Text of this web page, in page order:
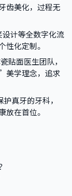
齿美化，过程无
计等全数字化流
化定制。
贴面医生团队，
美学理念，追求
真牙的牙科，
在首位。